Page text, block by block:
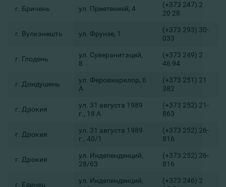
г. Бричень ул. Приетенией, 4
(+373 247) 2
20 28
г. Вулкэнешть ул. Фрунзе, 1
(+373 293) 30-
033
г. Глодень
ул. Суверанитэций,
8
(+373 249) 2
46 94
г. Дондушень
ул. Феровиарилор, 6
А
(+373 251) 21
382
г. Дрокия
ул. 31 августа 1989
г., 18 А
(+373 252) 21-
863
г. Дрокия
ул. 31 августа 1989
г., 40/1
(+373 252) 26-
816
г. Дрокия
ул. Индепенденций,
28/63
(+373 252) 26-
816
г. Единец
ул. Индепенденций,
(+373 246) 2